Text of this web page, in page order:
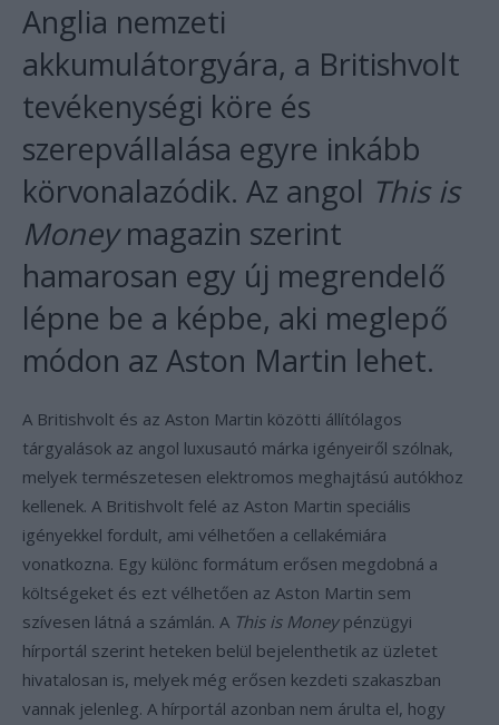
Anglia nemzeti
akkumulátorgyára, a Britishvolt
tevékenységi köre és
szerepvállalása egyre inkább
körvonalazódik. Az angol This is
Moneymagazin szerint
hamarosan egy új megrendelő
lépne be a képbe, aki meglepő
módon az Aston Martin lehet.
A Britishvolt és az Aston Martin közötti állítólagos
tárgyalások az angol luxusautó márka igényeiről szólnak,
melyek természetesen elektromos meghajtású autókhoz
kellenek. A Britishvolt felé az Aston Martin speciális
igényekkel fordult, ami vélhetően a cellakémiára
vonatkozna. Egy különc formátum erősen megdobná a
költségeket és ezt vélhetően az Aston Martin sem
szívesen látná a számlán. A This is Moneypénzügyi
hírportál szerint heteken belül bejelenthetik az üzletet
hivatalosan is, melyek még erősen kezdeti szakaszban
vannak jelenleg. A hírportál azonban nem árulta el, hogy